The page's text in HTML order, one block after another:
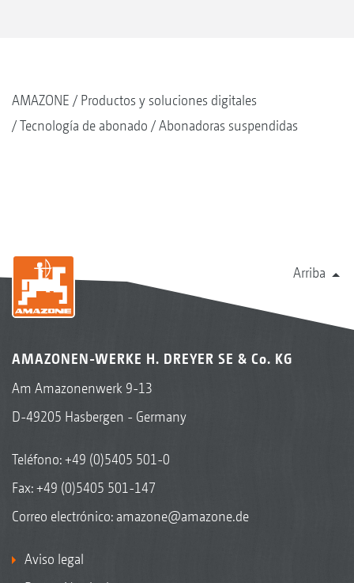
AMAZONE
Productos y soluciones digitales
Tecnología de abonado
Abonadoras suspendidas
Arriba
AMAZONEN-WERKE H. DREYER SE & Co. KG
Am Amazonenwerk 9-13
D-49205 Hasbergen - Germany
Teléfono:+49 (0)5405 501-0
Fax: +49 (0)5405 501-147
Correo electrónico: amazone@amazone.de
Aviso legal